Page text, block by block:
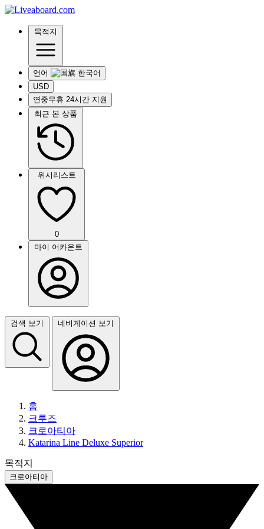
목적지
언어
USD
연중무휴 24시간 지원
최근 본 상품
위시리스트
0
마이 어카운트
검색 보기 네비게이션 보기
홈
크루즈
크로아티아
Katarina Line Deluxe Superior
목적지
크로아티아